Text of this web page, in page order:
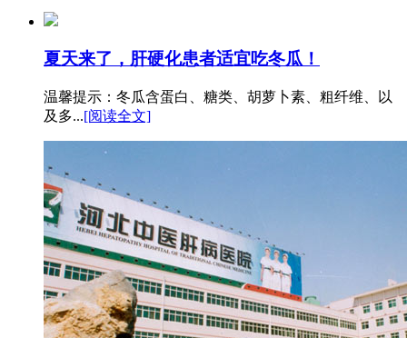
夏天来了，肝硬化患者适宜吃冬瓜！
温馨提示：冬瓜含蛋白、糖类、胡萝卜素、粗纤维、以
及多...[阅读全文]